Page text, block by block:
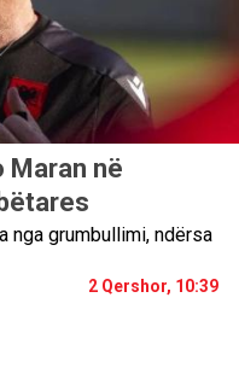
Maran në
nga grumbullimi, ndërsa
2 Qershor, 10:39